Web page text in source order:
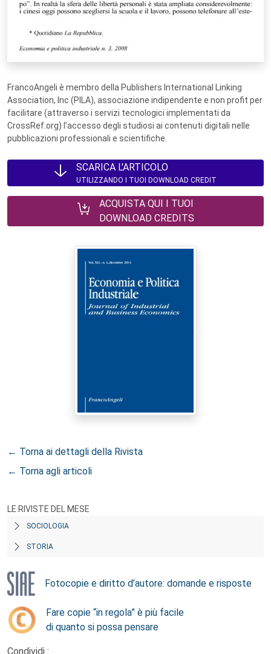
FrancoAngeli è membro della Publishers International Linking
Association, Inc (PILA), associazione indipendente e non profit per
facilitare (attraverso i servizi tecnologici implementati da
CrossRef.org) l’accesso degli studiosi ai contenuti digitali nelle
pubblicazioni professionali e scientifiche.
SCARICA L'ARTICOLO
UTILIZZANDO I TUOI DOWNLOAD CREDIT
ACQUISTA QUI I TUOI
DOWNLOAD CREDITS
← Torna ai dettagli della Rivista
← Torna agli articoli
LE RIVISTE DEL MESE
SOCIOLOGIA
STORIA
Fotocopie e diritto d’autore: domande e risposte
Fare copie “in regola” è più facile
di quanto si possa pensare
Condividi :